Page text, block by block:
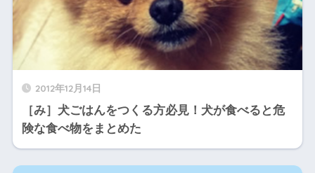
2012年12月14日
［み］犬ごはんをつくる方必見！犬が食べると危
険な食べ物をまとめた